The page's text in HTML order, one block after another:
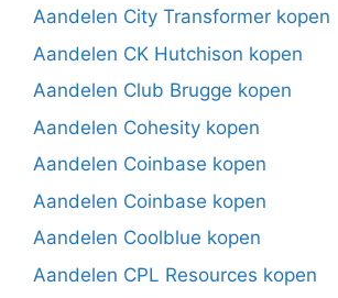
Aandelen City Transformer kopen
Aandelen CK Hutchison kopen
Aandelen Club Brugge kopen
Aandelen Cohesity kopen
Aandelen Coinbase kopen
Aandelen Coinbase kopen
Aandelen Coolblue kopen
Aandelen CPL Resources kopen